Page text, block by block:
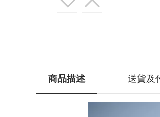
商品描述 送貨及